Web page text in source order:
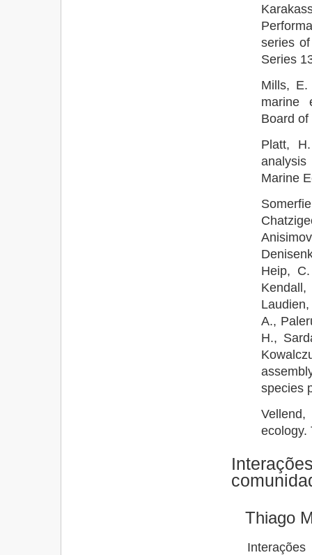
series
Series
Mills,
marine
Board
Platt,
Marine
Heip,
A.,
H.,
species
ecology.
Thiago